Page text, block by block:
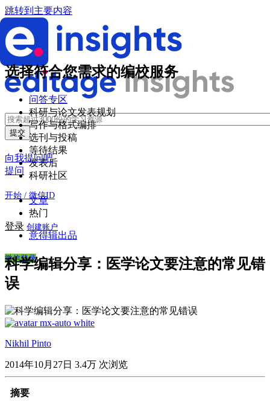
跳转到主要内容
向我提问吧
提问
开始 / 微信ID
登录 创建账户
微信登录
选择符合您需求的编校服务
问答专区
科研与论文发表规划
写作与格式编排
选刊与投稿
等待结果
发表后
科研社区
文章
热门
意得辑出品
科学编辑分享：医学论文要注意的常见错
误
Nikhil Pinto
2014年10月27日 3.4万 次浏览
摘要